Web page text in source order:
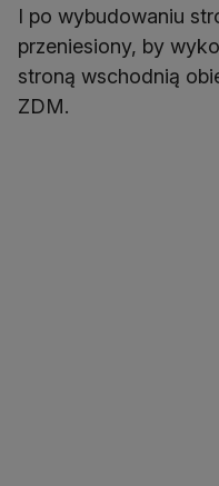
I po wybudowaniu
przeniesiony, by
stroną wschodnią
ZDM.